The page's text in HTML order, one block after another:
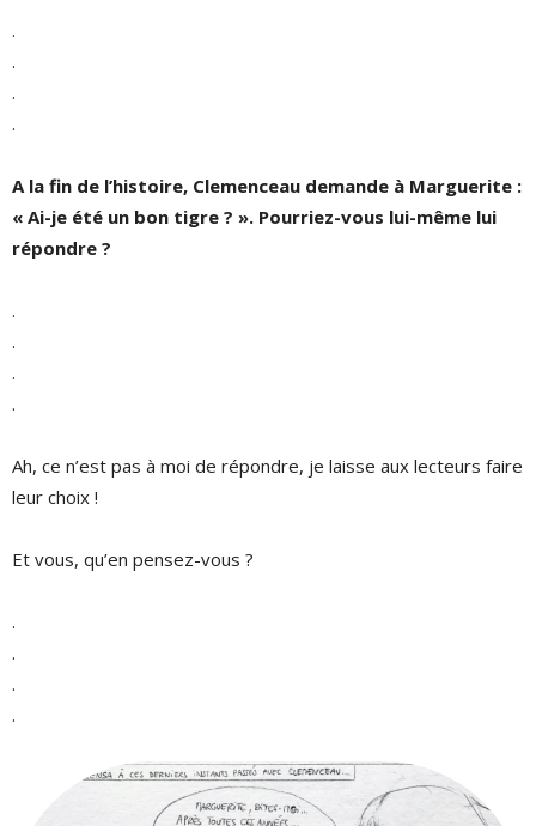
.
.
.
.
A la fin de l’histoire, Clemenceau demande à Marguerite :
« Ai-je été un bon tigre ? ». Pourriez-vous lui-même lui
répondre ?
.
.
.
.
Ah, ce n’est pas à moi de répondre, je laisse aux lecteurs faire
leur choix !
Et vous, qu’en pensez-vous ?
.
.
.
.